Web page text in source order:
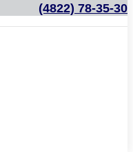
(4822) 78-35-30